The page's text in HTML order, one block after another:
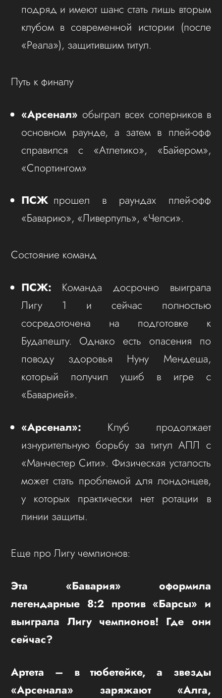
подряд и имеют шанс стать лишь вторым
клубом в современной истории (после
«Реала»), защитившим титул.
Путь к финалу
«Арсенал» обыграл всех соперников в
основном раунде, а затем в плей-офф
справился с «Атлетико», «Байером»,
«Спортингом»
ПСЖпрошел в раундах плей-офф
«Баварию», «Ливерпуль», «Челси».
Состояние команд
ПСЖ: Команда досрочно выиграла
Лигу 1 и сейчас полностью
сосредоточена на подготовке к
Будапешту. Однако есть опасения по
поводу здоровья Нуну Мендеша,
который получил ушиб в игре с
«Баварией».
«Арсенал»: Клуб продолжает
изнурительную борьбу за титул АПЛ с
«Манчестер Сити». Физическая усталость
может стать проблемой для лондонцев,
у которых практически нет ротации в
линии защиты.
Еще про Лигу чемпионов:
Эта «Бавария» оформила
легендарные 8:2 против «Барсы» и
выиграла Лигу чемпионов! Где они
сейчас?
Артета – в тюбетейке, а звезды
«Арсенала» заряжают «Алга,